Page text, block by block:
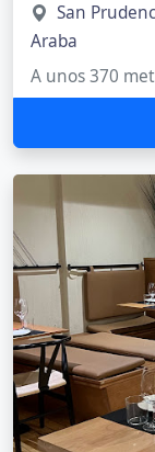
San
Araba
A unos 370